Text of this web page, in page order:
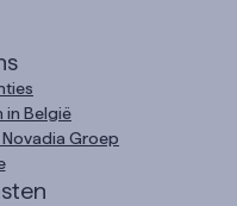
in België
Groep